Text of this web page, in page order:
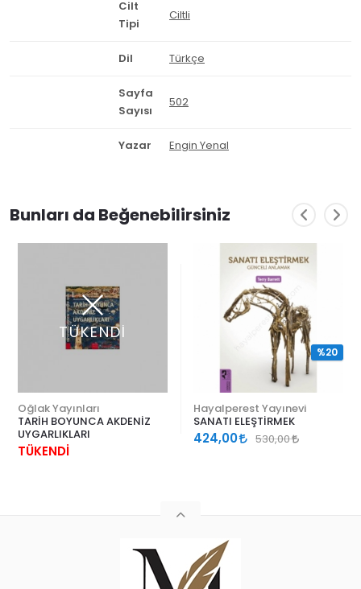
Cilt
Tipi
Ciltli
Dil Türkçe
Sayfa
Sayısı
502
Yazar Engin Yenal
Bunları da Beğenebilirsiniz
TÜKENDİ
Oğlak Yayınları
TARİH BOYUNCA AKDENİZ
UYGARLIKLARI
TÜKENDİ
Hayalperest Yayınevi
SANATI ELEŞTİRMEK
424,00 530,00
%20